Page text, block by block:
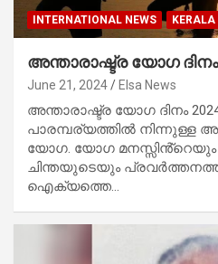
INTERNATIONAL NEWS KERALA
അന്താരാഷ്ട്ര യോഗ ദിനം
June 21, 2024 Elsa News
അന്താരാഷ്ട്ര യോഗ ദിനം
പാരമ്പര്യത്തിൽ നിന്നുള്ള
യോഗ. യോഗ മനസ്സിൻ്റെയും
ചിന്തയുടെയും
ഐക്യത്തെ…